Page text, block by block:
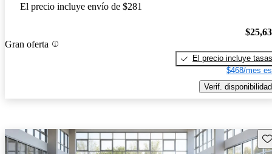
El precio incluye envío de $281
Gran oferta
El precio incluye tasas
$468/mes
Verif. disponibilidad